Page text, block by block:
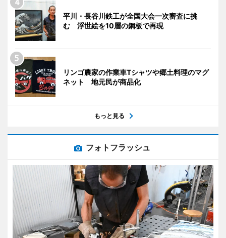
平川・長谷川鉄工が全国大会一次審査に挑
む 浮世絵を10層の鋼板で再現
リンゴ農家の作業車Tシャツや郷土料理のマグ
ネット 地元民が商品化
もっと見る
フォトフラッシュ